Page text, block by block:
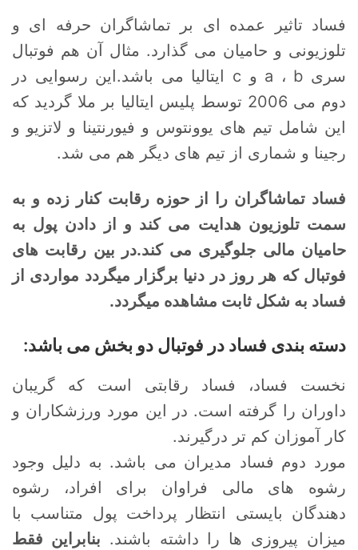
فساد تاثیر عمده ای بر تماشاگران حرفه ای و
تلوزیونی و حامیان می گذارد. مثال آن هم فوتبال
سری a ، b و c ایتالیا می باشد.این رسوایی در
دوم می 2006 توسط پلیس ایتالیا بر ملا گردید که
این شامل تیم های یوونتوس و فیورنتینا و لاتزیو و
رجینا و شماری از تیم های دیگر هم می شد.
فساد تماشاگران را از حوزه رقابت کنار زده و به
سمت تلوزیون هدایت می کند و از دادن پول به
حامیان مالی جلوگیری می کند.در بین رقابت های
فوتبال که هر روز در دنیا برگزار میگردد مواردی از
فساد به شکل ثابت مشاهده میگردد.
دسته بندی فساد در فوتبال دو بخش می باشد:
نخست فساد، فساد رقابتی است که گریبان
داوران را گرفته است. در این مورد ورزشکاران و
کار آموزان کم تر درگیرند.
مورد دوم فساد مدیران می باشد. به دلیل وجود
رشوه های مالی فراوان برای افراد، رشوه
دهندگان بایستی انتظار پرداخت پول متناسب با
میزان پیروزی ها را داشته باشند. بنابراین فقط